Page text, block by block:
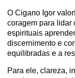
O Cigano Igor
coragem para lidar
espirituais
discernimento e
equilibradas e a
Para ele, clareza,